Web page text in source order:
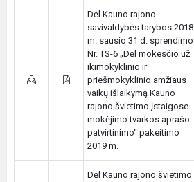
Dėl Kauno rajono
savivaldybės tarybos 2018
m. sausio 31 d. sprendimo
Nr. TS-6 „Dėl mokesčio už
ikimokyklinio ir
priešmokyklinio amžiaus
vaikų išlaikymą Kauno
rajono švietimo įstaigose
mokėjimo tvarkos aprašo
patvirtinimo“ pakeitimo
2019 m.
Dėl Kauno rajono švietimo